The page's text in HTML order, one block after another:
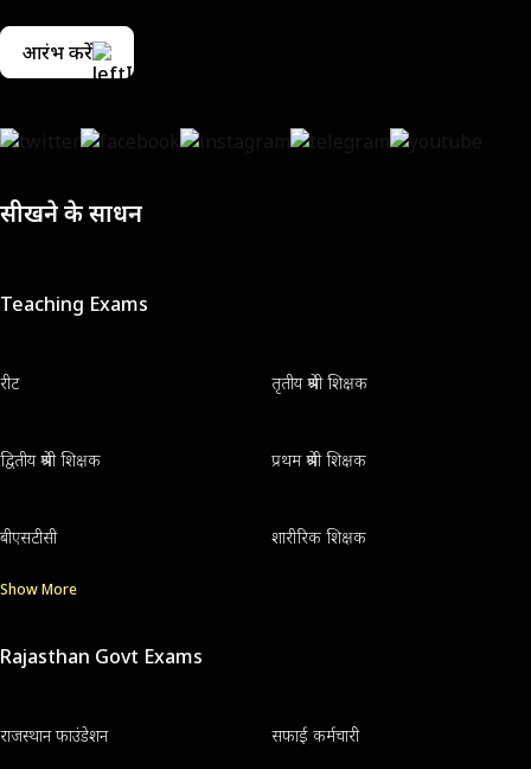
आरंभ करें
सीखने के साधन
Teaching Exams
रीट तृतीय श्रेणी शिक्षक
द्वितीय श्रेणी शिक्षक प्रथम श्रेणी शिक्षक
बीएसटीसी शारीरिक शिक्षक
Show More
Rajasthan Govt Exams
राजस्थान फाउंडेशन सफाई कर्मचारी